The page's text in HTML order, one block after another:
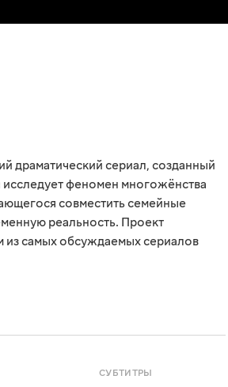
драматический сериал, созданный
феномен многожёнства
совместить семейные
реальность. Проект
из самых обсуждаемых сериалов
СУБТИТРЫ